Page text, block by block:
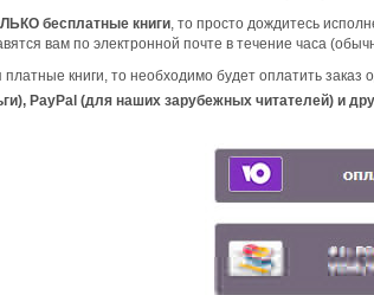
бесплатные книги, то просто дождитесь
вам по электронной почте в течение часа
платные книги, то необходимо будет оплатить
PayPal (для наших зарубежных читателей) и